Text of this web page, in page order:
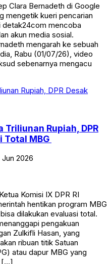
Clara Bernadeth di Google
mengetik kueri pencarian
detak24com mencoba
akun media sosial.
mengarah ke sebuah
Rabu (01/07/26), video
sebenarnya mengacu
Triliunan Rupiah, DPR
Total MBG
2026
Komisi IX DPR RI
hentikan program MBG
dilakukan evaluasi total.
pengakuan
Zulkifli Hasan, yang
ribuan titik Satuan
atau dapur MBG yang
[…]